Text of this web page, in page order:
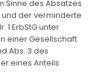
Sinne des Absatzes
und der verminderte
1 ErbStG unter
einer Gesellschaft
Abs. 3 des
eines Anteils